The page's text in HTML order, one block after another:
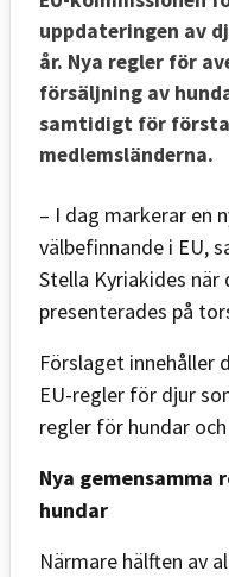
uppdateringen av
år. Nya regler för
försäljning av
samtidigt för
medlemsländerna.
– I dag markerar en
välbefinnande i EU,
Stella Kyriakides när
presenterades på
Förslaget innehåller
EU-regler för djur
regler för hundar
Nya
hundar
Närmare hälften av